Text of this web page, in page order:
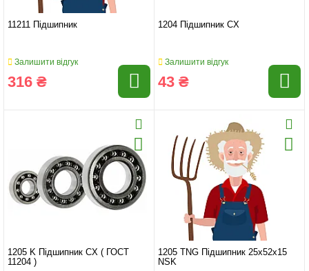
11211 Підшипник
Залишити відгук
316 ₴
1204 Підшипник CX
Залишити відгук
43 ₴
1205 K Підшипник CX ( ГОСТ
11204 )
1205 TNG Підшипник 25x52x15
NSK